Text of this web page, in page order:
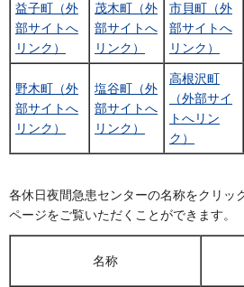
益子町（外
部サイトへ
リンク）
茂木町（外
部サイトへ
リンク）
市貝町（外
部サイトへ
リンク）
野木町（外
部サイトへ
リンク）
塩谷町（外
部サイトへ
リンク）
高根沢町
（外部サイ
トへリン
ク）
各休日夜間急患センターの名称をクリッ
ページをご覧いただくことができます。
名称